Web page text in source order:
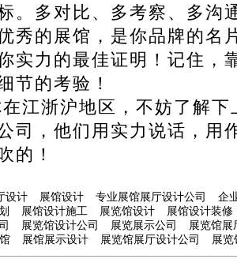
。多对比、多考察、多沟
秀的展馆，是你品牌的名
实力的最佳证明！记住，
节的考验！
江浙沪地区，不妨了解下
司，他们用实力说话，
的！
设计 展馆设计 专业展馆展厅设计公司
企
展馆设计施工 展览馆设计
展馆设计装修
展览馆设计公司 展览展示公司
展览馆展
展馆展示设计 展览馆展厅设计公司 展